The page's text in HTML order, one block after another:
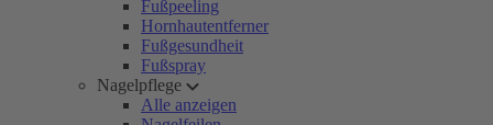
Fußpeeling
Hornhautentferner
Fußgesundheit
Fußspray
Nagelpflege
Alle anzeigen